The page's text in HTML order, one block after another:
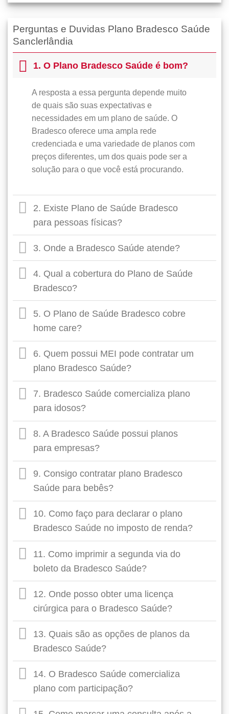
Perguntas e Duvidas Plano Bradesco Saúde
Sanclerlândia
1. O Plano Bradesco Saúde é bom?
A resposta a essa pergunta depende muito
de quais são suas expectativas e
necessidades em um plano de saúde. O
Bradesco oferece uma ampla rede
credenciada e uma variedade de planos com
preços diferentes, um dos quais pode ser a
solução para o que você está procurando.
2. Existe Plano de Saúde Bradesco
para pessoas físicas?
3. Onde a Bradesco Saúde atende?
4. Qual a cobertura do Plano de Saúde
Bradesco?
5. O Plano de Saúde Bradesco cobre
home care?
6. Quem possui MEI pode contratar um
plano Bradesco Saúde?
7. Bradesco Saúde comercializa plano
para idosos?
8. A Bradesco Saúde possui planos
para empresas?
9. Consigo contratar plano Bradesco
Saúde para bebês?
10. Como faço para declarar o plano
Bradesco Saúde no imposto de renda?
11. Como imprimir a segunda via do
boleto da Bradesco Saúde?
12. Onde posso obter uma licença
cirúrgica para o Bradesco Saúde?
13. Quais são as opções de planos da
Bradesco Saúde?
14. O Bradesco Saúde comercializa
plano com participação?